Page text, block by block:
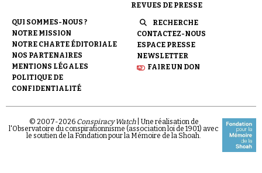
REVUES DE PRESSE
QUI SOMMES-NOUS ?
NOTRE MISSION
NOTRE CHARTE ÉDITORIALE
NOS PARTENAIRES
MENTIONS LÉGALES
POLITIQUE DE
CONFIDENTIALITÉ
RECHERCHE
CONTACTEZ-NOUS
ESPACE PRESSE
NEWSLETTER
FAIRE UN DON
© 2007-2026 Conspiracy Watch| Une réalisation de
l'Observatoire du conspirationnisme (association loi de 1901) avec
le soutien de la Fondation pour la Mémoire de la Shoah.